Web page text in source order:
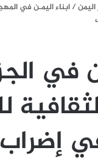
اليمن/ابناء اليمـن في
في
إضراب